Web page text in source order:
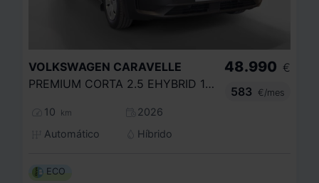
VOLKSWAGEN CARAVELLE
PREMIUM CORTA 2.5 EHYBRID 171KW AUT.
10 km
2026
Automático
Híbrido
48.990 €
583
€/mes
ECO